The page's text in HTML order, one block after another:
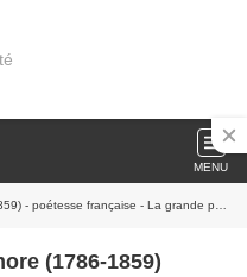
MENU
poétesse française - La grande petite fille
(1786-1859)